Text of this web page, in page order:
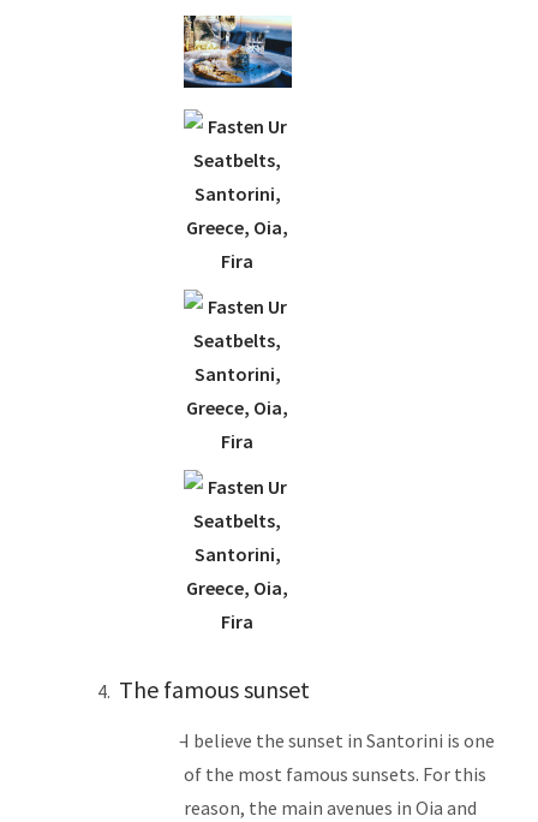
The famous sunset
I believe the sunset in Santorini is one
of the most famous sunsets. For this
reason, the main avenues in Oia and